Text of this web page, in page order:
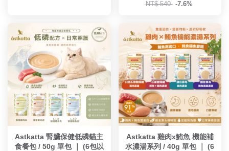
NT$ 540 -7.6%
Astkatta 腎臟保健低磷貓主
食餐包 / 50g 單包 ｜ (6包以
Astkatta 雞肉x鮪魚 機能補
水濃湯系列 / 40g 單包 ｜ (6